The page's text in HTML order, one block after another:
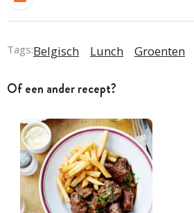
Tags:Belgisch Lunch Groenten
Of een ander recept?